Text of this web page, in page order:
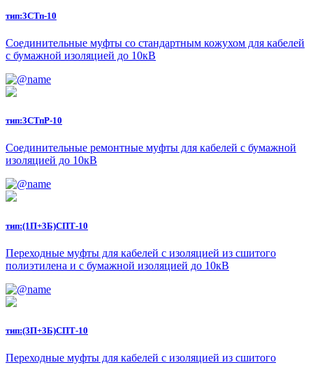
тип:3СТп-10
Соединительные муфты со стандартным кожухом для кабелей
с бумажной изоляцией до 10кВ
тип:3СТпР-10
Соединительные ремонтные муфты для кабелей с бумажной
изоляцией до 10кВ
тип:(1П+3Б)СПТ-10
Переходные муфты для кабелей с изоляцией из сшитого
полиэтилена и с бумажной изоляцией до 10кВ
тип:(3П+3Б)СПТ-10
Переходные муфты для кабелей с изоляцией из сшитого